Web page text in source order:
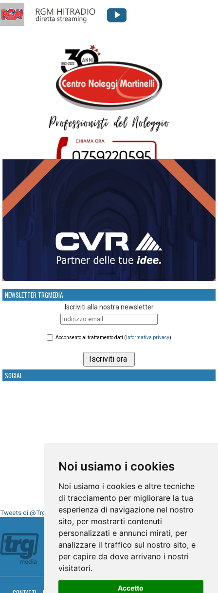
Noi usiamo i cookies
Noi usiamo i cookies e altre tecniche
di tracciamento per migliorare la tua
esperienza di navigazione nel nostro
sito, per mostrarti contenuti
personalizzati e annunci mirati, per
analizzare il traffico sul nostro sito, e
per capire da dove arrivano i nostri
visitatori.
Accetto
NEWSLETTER TRGMEDIA
Iscriviti alla nostra newsletter
Acconsento al trattamento dati (informativa privacy)
SOCIAL
Tweets di @TrgMedia
Seguici su